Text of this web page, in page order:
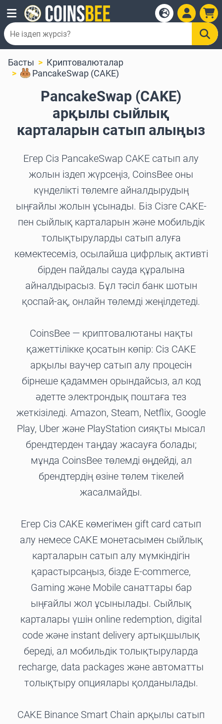
Басты
Криптовалюталар
PancakeSwap (CAKE)
PancakeSwap (CAKE)
арқылы сыйлық
карталарын сатып алыңыз
Егер Сіз PancakeSwap CAKE сатып алу
жолын іздеп жүрсеңіз, CoinsBee оны
күнделікті төлемге айналдырудың
ыңғайлы жолын ұсынады. Біз Сізге CAKE-
пен сыйлық карталарын және мобильдік
толықтыруларды сатып алуға
көмектесеміз, осылайша цифрлық активті
бірден пайдалы сауда құралына
айналдырасыз. Бұл тәсіл банк шотын
қоспай-ақ, онлайн төлемді жеңілдетеді.
CoinsBee — криптовалютаны нақты
қажеттілікке қосатын көпір: Сіз CAKE
арқылы ваучер сатып алу процесін
бірнеше қадаммен орындайсыз, ал код
әдетте электрондық поштаға тез
жеткізіледі. Amazon, Steam, Netflix, Google
Play, Uber және PlayStation сияқты мысал
брендтерден таңдау жасауға болады;
мұнда CoinsBee төлемді өңдейді, ал
брендтердің өзіне төлем тікелей
жасалмайды.
Егер Сіз CAKE көмегімен gift card сатып
алу немесе CAKE монетасымен сыйлық
карталарын сатып алу мүмкіндігін
қарастырсаңыз, бізде E-commerce,
Gaming және Mobile санаттары бар
ыңғайлы жол ұсынылады. Сыйлық
карталары үшін online redemption, digital
code және instant delivery артықшылық
береді, ал мобильдік толықтыруларда
recharge, data packages және автоматты
толықтыру опциялары қолданылады.
CAKE Binance Smart Chain арқылы сатып